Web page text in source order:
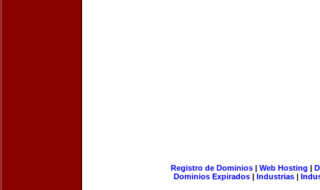
Registro de Dominios| Web Hosting |
Dominios Expirados | Industrias |